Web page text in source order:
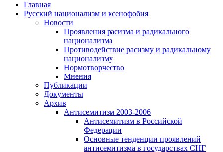
Главная
Русский национализм и ксенофобия
Новости
Проявления расизма и радикального
национализма
Противодействие расизму и радикальному
национализму
Нормотворчество
Мнения
Публикации
Документы
Архив
Антисемитизм 2003-2006
Антисемитизм в Российской
Федерации
Основные тенденции проявлений
антисемитизма в государствах СНГ